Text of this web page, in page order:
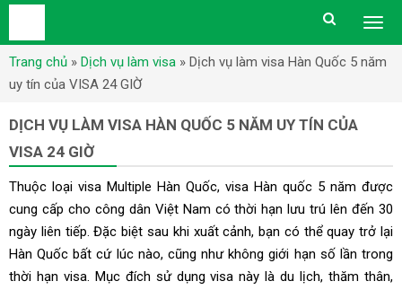
Trang chủ » Dịch vụ làm visa » Dịch vụ làm visa Hàn Quốc 5 năm
uy tín của VISA 24 GIỜ
DỊCH VỤ LÀM VISA HÀN QUỐC 5 NĂM UY TÍN CỦA
VISA 24 GIỜ
Thuộc loại visa Multiple Hàn Quốc, visa Hàn quốc 5 năm được
cung cấp cho công dân Việt Nam có thời hạn lưu trú lên đến 30
ngày liên tiếp. Đặc biệt sau khi xuất cảnh, bạn có thể quay trở lại
Hàn Quốc bất cứ lúc nào, cũng như không giới hạn số lần trong
thời hạn visa. Mục đích sử dụng visa này làdu lịch, thăm thân,